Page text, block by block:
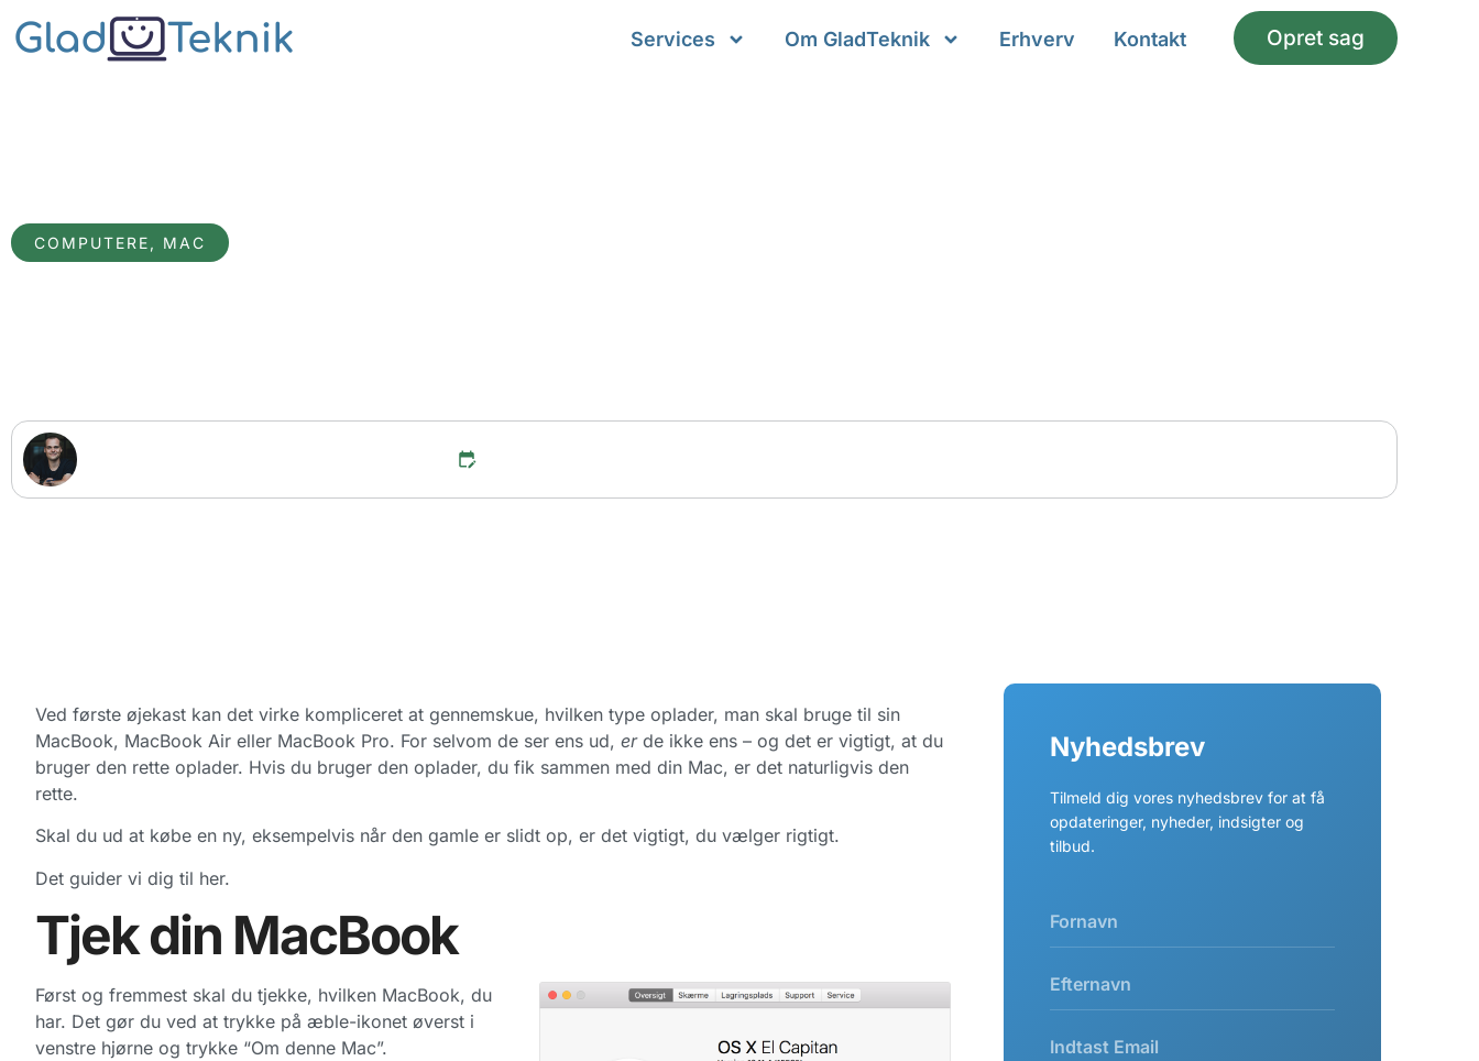
Services Om GladTeknik Erhverv Kontakt Opret sag
COMPUTERE , MAC
Ved første øjekast kan det virke kompliceret at gennemskue, hvilken type oplader, man skal bruge til sin
MacBook, MacBook Air eller MacBook Pro. For selvom de ser ens ud, erde ikke ens – og det er vigtigt, at du
bruger den rette oplader. Hvis du bruger den oplader, du fik sammen med din Mac, er det naturligvis den
rette.
Skal du ud at købe en ny, eksempelvis når den gamle er slidt op, er det vigtigt, du vælger rigtigt.
Det guider vi dig til her.
Tjek din MacBook
Først og fremmest skal du tjekke, hvilken MacBook, du
har. Det gør du ved at trykke på æble-ikonet øverst i
venstre hjørne og trykke “Om denne Mac”.
Nyhedsbrev
Tilmeld dig vores nyhedsbrev for at få
opdateringer, nyheder, indsigter og
tilbud.